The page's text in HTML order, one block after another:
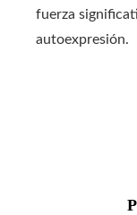
fuerza
autoexpresión.